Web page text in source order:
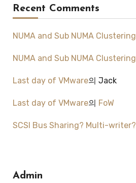
Recent Comments
NUMA and Sub NUMA Clustering
NUMA and Sub NUMA Clustering
Last day of VMware의 Jack
Last day of VMware의 FoW
SCSI Bus Sharing? Multi-writer?
Admin